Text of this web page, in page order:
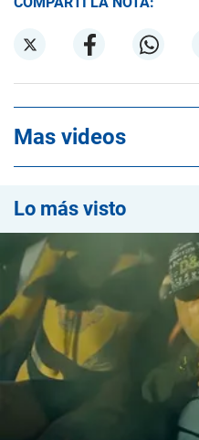
Mas videos
Lo más visto